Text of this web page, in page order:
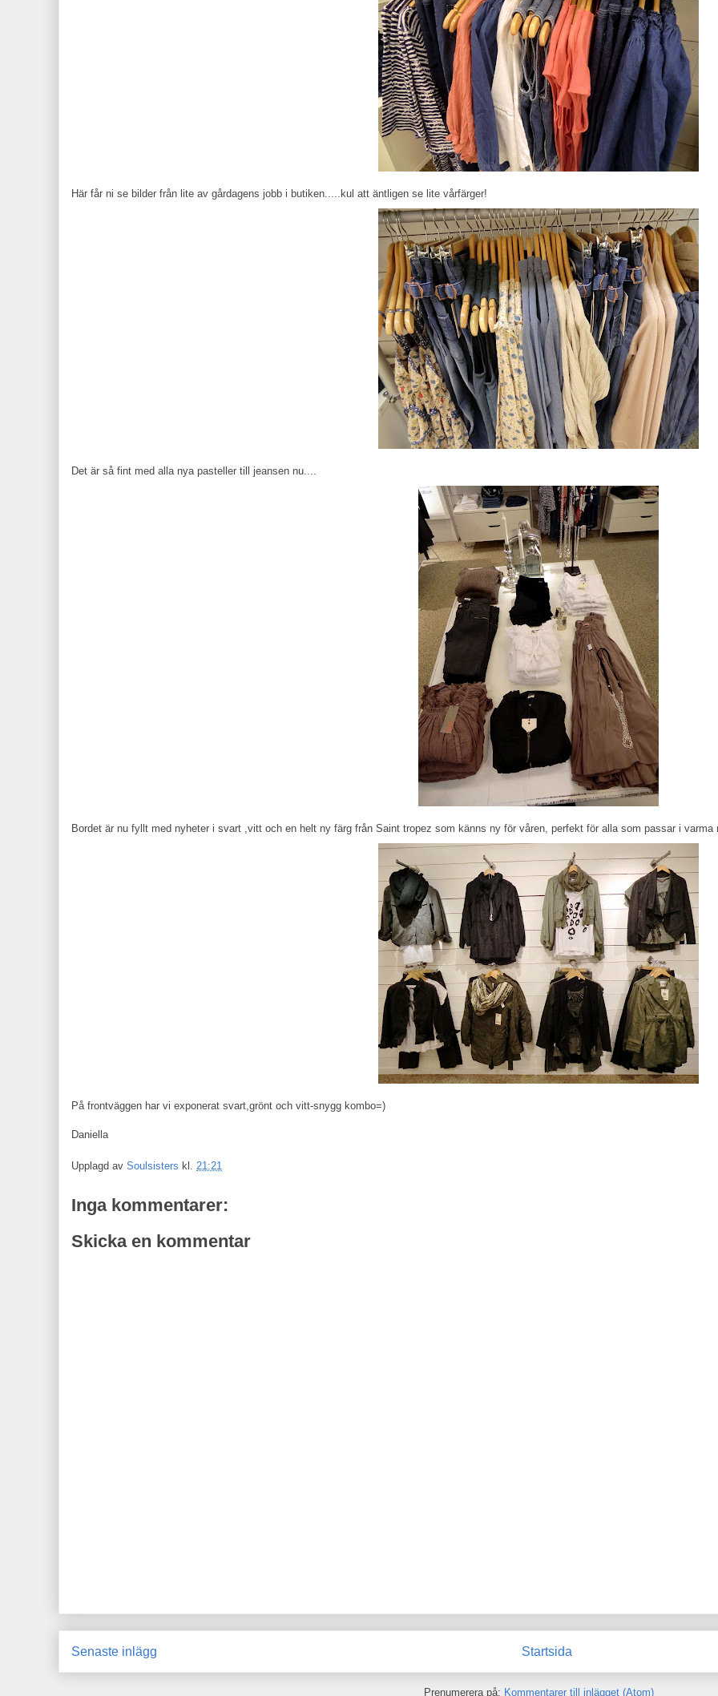
Här får ni se bilder från lite av gårdagens jobb i butiken.....kul att äntligen se lite vårfärger!
Det är så fint med alla nya pasteller till jeansen nu....
Bordet är nu fyllt med nyheter i svart ,vitt och en helt ny färg från Saint tropez som känns ny för våren, perfekt för alla som passar i varma
På frontväggen har vi exponerat svart,grönt och vitt-snygg kombo=)
Daniella
Upplagd av Soulsisters kl. 21:21
Inga kommentarer:
Skicka en kommentar
Senaste inlägg Startsida
Prenumerera på: Kommentarer till inlägget (Atom)